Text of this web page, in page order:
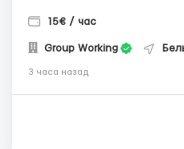
15€ / час
Group Working
3 часа назад